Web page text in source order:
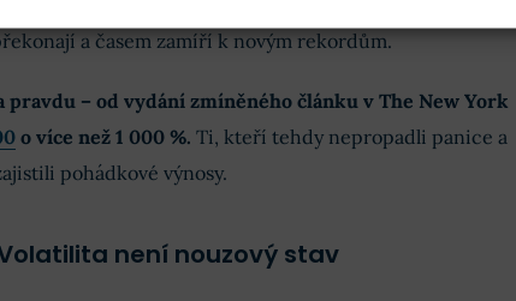
strach, Buffett radil investorům přesný opak. Vsadil na
a časem zamíří k novým rekordům.
pravdu – od vydání zmíněného článku v The New York
o více než 1 000 %. Ti, kteří tehdy nepropadli panice a
pohádkové výnosy.
není nouzový stav